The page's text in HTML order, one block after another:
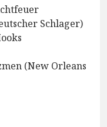
Schlager)
(New Orleans